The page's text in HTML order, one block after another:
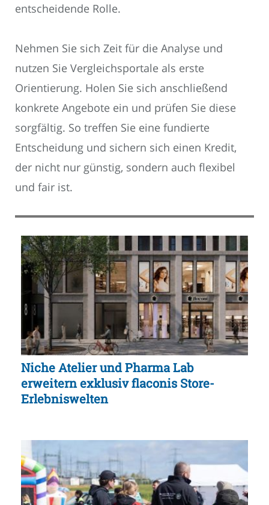
entscheidende Rolle.
Nehmen Sie sich Zeit für die Analyse und
nutzen Sie Vergleichsportale als erste
Orientierung. Holen Sie sich anschließend
konkrete Angebote ein und prüfen Sie diese
sorgfältig. So treffen Sie eine fundierte
Entscheidung und sichern sich einen Kredit,
der nicht nur günstig, sondern auch flexibel
und fair ist.
Niche Atelier und Pharma Lab
erweitern exklusiv flaconis Store-
Erlebniswelten